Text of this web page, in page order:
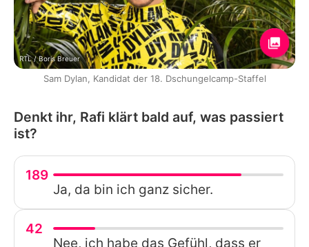
RTL / Boris Breuer
Sam Dylan, Kandidat der 18. Dschungelcamp-Staffel
Denkt ihr, Rafi klärt bald auf, was passiert
ist?
189
Ja, da bin ich ganz sicher.
42
Nee, ich habe das Gefühl, dass er